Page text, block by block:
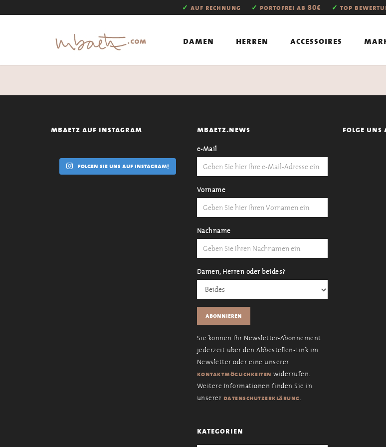
✓ auf rechnung ✓ portofrei ab 80€ ✓ top
damen herren accessoires
mbaetz auf instagram
folgen sie uns auf instagram!
mbaetz.news
e-Mail
Vorname
Nachname
Damen, Herren oder beides?
Sie können Ihr Newsletter-Abonnement
jederzeit über den Abbestellen-Link im
Newsletter oder eine unserer
kontaktmöglichkeiten widerrufen.
Weitere Informationen finden Sie in
unserer datenschutzerklärung.
kategorien
folge uns